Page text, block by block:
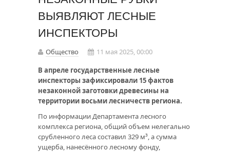
ВЫЯВЛЯЮТ ЛЕСНЫЕ
ИНСПЕКТОРЫ
Общество
11 мая 2025, 00:00
В апреле государственные лесные
инспекторы зафиксировали 15 фактов
незаконной заготовки древесины на
территории восьми лесничеств региона.
По информации Департамента лесного
комплекса региона, общий объем нелегально
срубленного леса составил 329 м³, а сумма
ущерба, нанесённого лесному фонду,